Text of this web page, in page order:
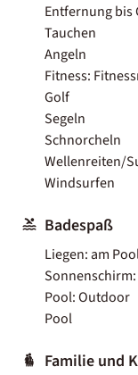
Entfernung bis
Tauchen
Angeln
Fitness:
Golf
Segeln
Schnorcheln
Wellenreiten/
Windsurfen
Badespaß
Liegen: am
Pool: Outdoor
Pool
Familie und